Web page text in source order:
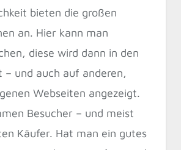
bieten die großen
an. Hier kann man
diese wird dann in den
– und auch auf anderen,
Webseiten angezeigt.
Besucher – und meist
Käufer. Hat man ein gutes